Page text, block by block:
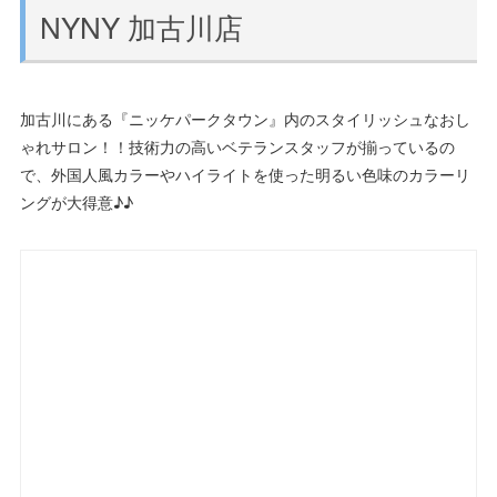
NYNY 加古川店
加古川にある『ニッケパークタウン』内のスタイリッシュなおし
ゃれサロン！！技術力の高いベテランスタッフが揃っているの
で、外国人風カラーやハイライトを使った明るい色味のカラーリ
ングが大得意♪♪